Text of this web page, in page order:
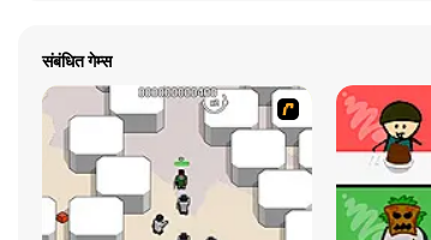
संबंधित गेम्स